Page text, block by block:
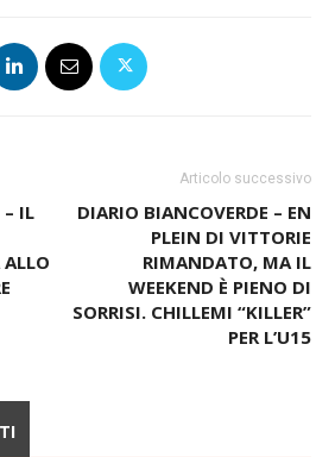
– IL
Articolo successivo
DIARIO BIANCOVERDE – EN
PLEIN DI VITTORIE
RIMANDATO, MA IL
WEEKEND È PIENO DI
SORRISI. CHILLEMI “KILLER”
PER L’U15